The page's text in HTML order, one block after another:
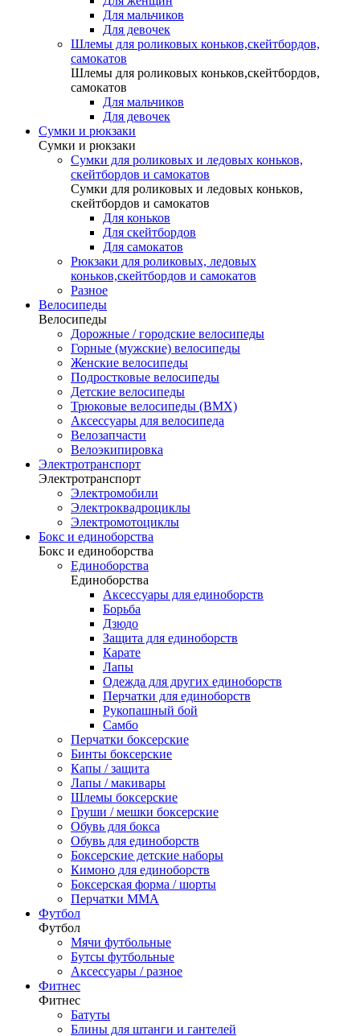
Для мальчиков
Для девочек
Шлемы для роликовых коньков,скейтбордов,
самокатов
Шлемы для роликовых коньков,скейтбордов,
самокатов
Для мальчиков
Для девочек
Сумки и рюкзаки
Сумки и рюкзаки
Сумки для роликовых и ледовых коньков,
скейтбордов и самокатов
Сумки для роликовых и ледовых коньков,
скейтбордов и самокатов
Для коньков
Для скейтбордов
Для самокатов
Рюкзаки для роликовых, ледовых
коньков,скейтбордов и самокатов
Разное
Велосипеды
Велосипеды
Дорожные / городские велосипеды
Горные (мужские) велосипеды
Женские велосипеды
Подростковые велосипеды
Детские велосипеды
Трюковые велосипеды (BMX)
Аксессуары для велосипеда
Велозапчасти
Велоэкипировка
Электротранспорт
Электротранспорт
Электромобили
Электроквадроциклы
Электромотоциклы
Бокс и единоборства
Бокс и единоборства
Единоборства
Единоборства
Аксессуары для единоборств
Борьба
Дзюдо
Защита для единоборств
Карате
Лапы
Одежда для других единоборств
Перчатки для единоборств
Рукопашный бой
Самбо
Перчатки боксерские
Бинты боксерские
Капы / защита
Лапы / макивары
Шлемы боксерские
Груши / мешки боксерские
Обувь для бокса
Обувь для единоборств
Боксерские детские наборы
Кимоно для единоборств
Боксерская форма / шорты
Перчатки ММА
Футбол
Футбол
Мячи футбольные
Бутсы футбольные
Аксессуары / разное
Фитнес
Фитнес
Батуты
Блины для штанги и гантелей